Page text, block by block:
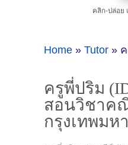
คลิก-ปล่อย
Home » Tutor » ครูพี่ป
ครูพี่ปริม
สอนวิชาค
กรุงเทพมห